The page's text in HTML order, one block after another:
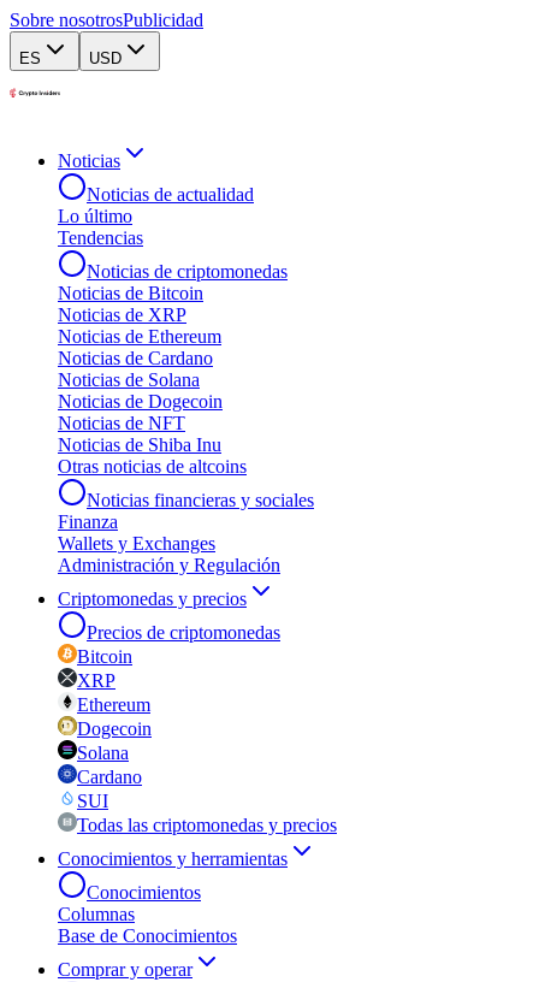
Sobre nosotrosPublicidad
ES USD
Noticias
Noticias de actualidad
Lo último
Tendencias
Noticias de criptomonedas
Noticias de Bitcoin
Noticias de XRP
Noticias de Ethereum
Noticias de Cardano
Noticias de Solana
Noticias de Dogecoin
Noticias de NFT
Noticias de Shiba Inu
Otras noticias de altcoins
Noticias financieras y sociales
Finanza
Wallets y Exchanges
Administración y Regulación
Criptomonedas y precios
Precios de criptomonedas
Bitcoin
XRP
Ethereum
Dogecoin
Solana
Cardano
SUI
Todas las criptomonedas y precios
Conocimientos y herramientas
Conocimientos
Columnas
Base de Conocimientos
Comprar y operar